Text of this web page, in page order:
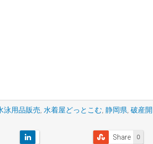
泳用品販売, 水着屋どっとこむ, 静岡県, 破産開
0
Share